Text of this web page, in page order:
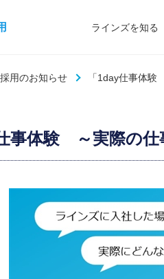
ラインズを知る
採用のお知らせ 「1day仕事体
事体験 ～実際の